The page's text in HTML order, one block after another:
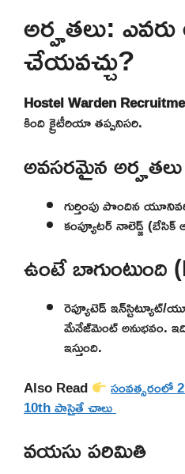
అర్హతలు: ఎవరు
చేయవచ్చు?
Hostel Warden
కింది క్రైటీరియా తప్పనిసరి.
అవసరమైన
గుర్తింపు పొందిన
కంప్యూటర్ నాలెడ్జ్ (బేసిక్
ఉంటే బాగుంటుంది
రెప్యూటెడ్
మేనేజ్‌మెంట్ అనుభవం.
ఇస్తుంది.
Also Read
సంవత్సరంలో
10th పాసైతే చాలు
వయసు పరిమితి